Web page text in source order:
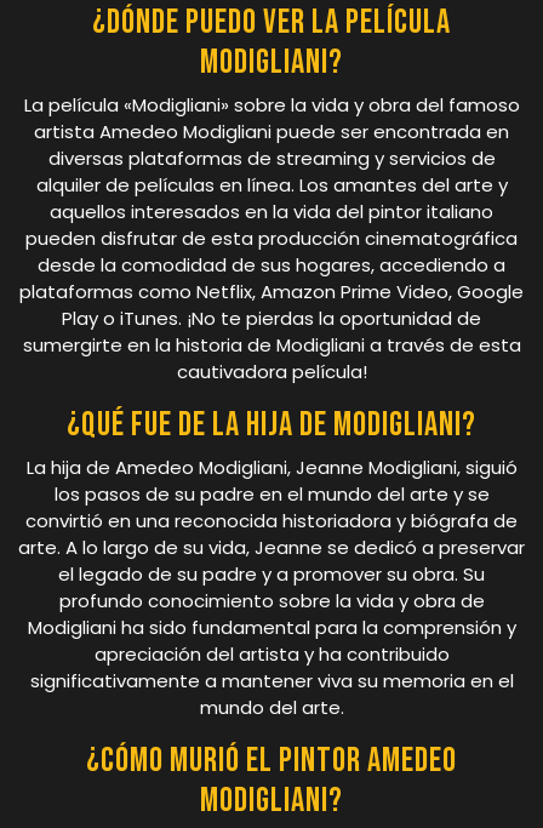
¿Dónde puedo ver la película
Modigliani?
La película «Modigliani» sobre la vida y obra del famoso
artista Amedeo Modigliani puede ser encontrada en
diversas plataformas de streaming y servicios de
alquiler de películas en línea. Los amantes del arte y
aquellos interesados en la vida del pintor italiano
pueden disfrutar de esta producción cinematográfica
desde la comodidad de sus hogares, accediendo a
plataformas como Netflix, Amazon Prime Video, Google
Play o iTunes. ¡No te pierdas la oportunidad de
sumergirte en la historia de Modigliani a través de esta
cautivadora película!
¿Qué fue de la hija de Modigliani?
La hija de Amedeo Modigliani, Jeanne Modigliani, siguió
los pasos de su padre en el mundo del arte y se
convirtió en una reconocida historiadora y biógrafa de
arte. A lo largo de su vida, Jeanne se dedicó a preservar
el legado de su padre y a promover su obra. Su
profundo conocimiento sobre la vida y obra de
Modigliani ha sido fundamental para la comprensión y
apreciación del artista y ha contribuido
significativamente a mantener viva su memoria en el
mundo del arte.
¿Cómo murió el pintor Amedeo
Modigliani?